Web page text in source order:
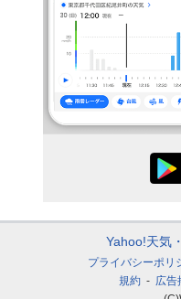
Yahoo!天気
プライバシーポリ
規約
広告